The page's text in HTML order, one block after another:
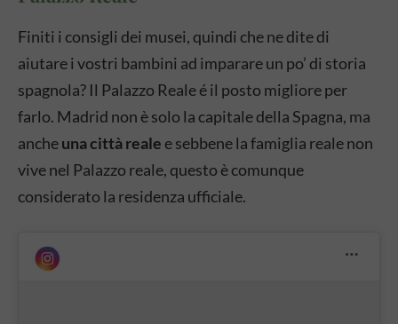
Finiti i consigli dei musei, quindi che ne dite di
aiutare i vostri bambini ad imparare un po’ di storia
spagnola? Il Palazzo Reale é il posto migliore per
farlo. Madrid non è solo la capitale della Spagna, ma
ancheuna città reale e sebbene la famiglia reale non
vive nel Palazzo reale, questo è comunque
considerato la residenza ufficiale.